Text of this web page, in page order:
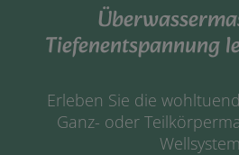
Tiefenentspannung
Erleben Sie die
Ganz- oder